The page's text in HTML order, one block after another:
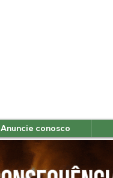
Anuncie conosco